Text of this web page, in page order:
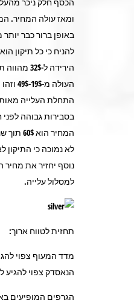
ומאז עולה המחיר.
להניח כי כל תיקון
העולה
התחלת העלייה
בסבירות גבוהה לפני
המחיר
לא נמוכה כי התיקון
למסלול עלייה.
תחזית לטווח ארוך:
הנאסדק צפוי להגיע ל-4000 בסוף שנת
הגרפים המופיעים